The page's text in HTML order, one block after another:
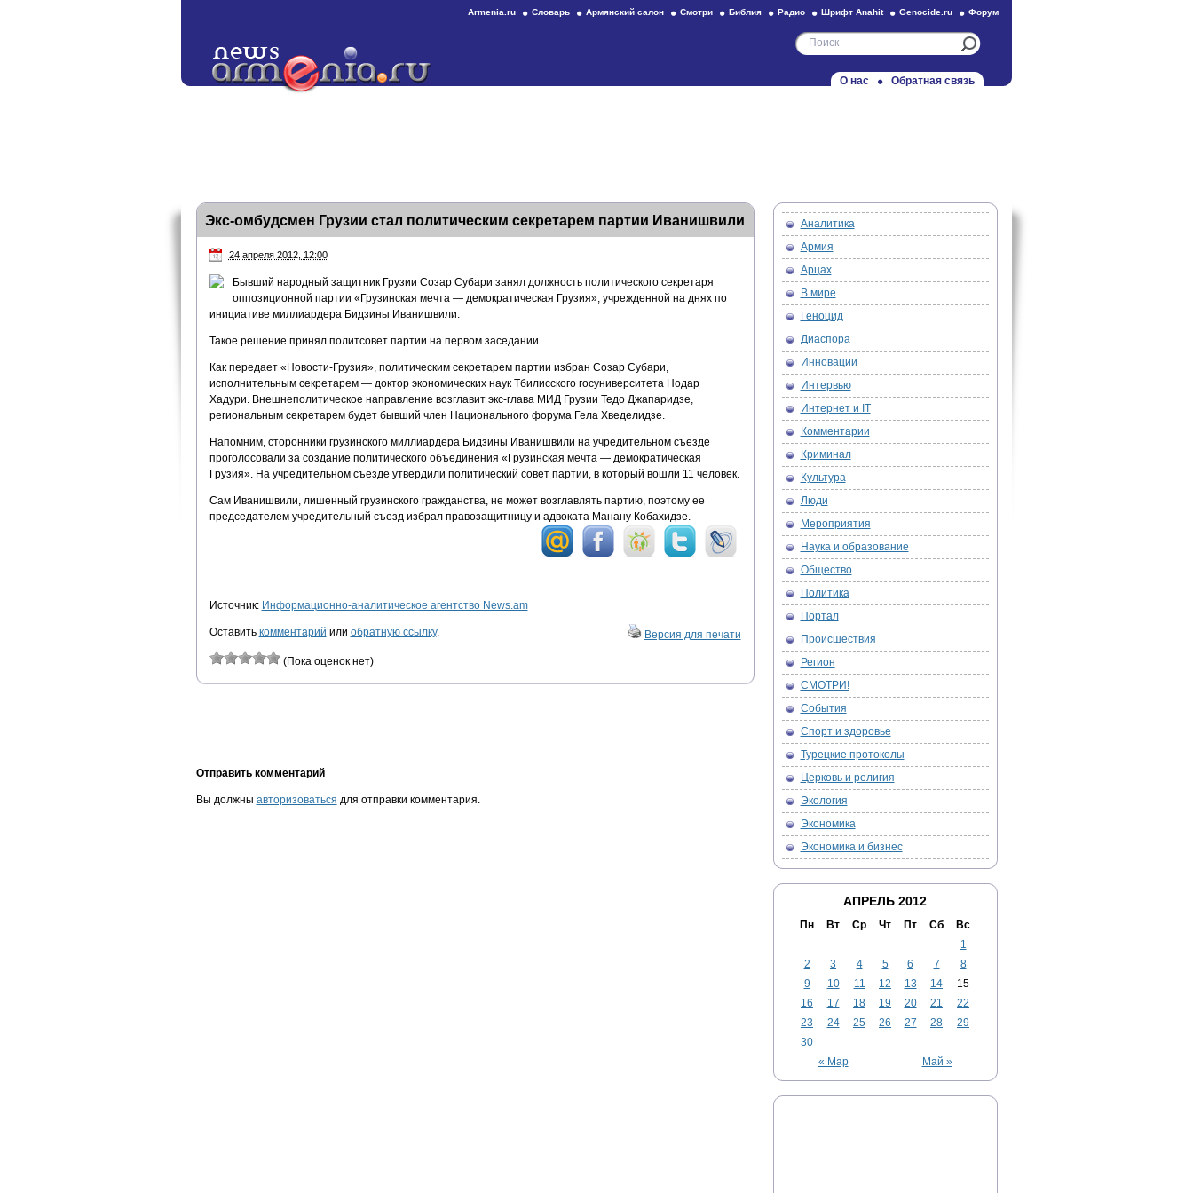
Armenia.ru Словарь Армянский салон Смотри Библия Радио Шрифт Anahit Genocide.ru Форум
О нас Обратная связь
Экс-омбудсмен Грузии стал политическим секретарем партии Иванишвили
24 апреля 2012, 12:00
Бывший народный защитник Грузии Созар Субари занял должность политического секретаря
оппозиционной партии «Грузинская мечта — демократическая Грузия», учрежденной на днях по
инициативе миллиардера Бидзины Иванишвили.
Такое решение принял политсовет партии на первом заседании.
Как передает «Новости-Грузия», политическим секретарем партии избран Созар Субари,
исполнительным секретарем — доктор экономических наук Тбилисского госуниверситета Нодар
Хадури. Внешнеполитическое направление возглавит экс-глава МИД Грузии Тедо Джапаридзе,
региональным секретарем будет бывший член Национального форума Гела Хведелидзе.
Напомним, сторонники грузинского миллиардера Бидзины Иванишвили на учредительном съезде
проголосовали за создание политического объединения «Грузинская мечта — демократическая
Грузия». На учредительном съезде утвердили политический совет партии, в который вошли 11 человек.
Сам Иванишвили, лишенный грузинского гражданства, не может возглавлять партию, поэтому ее
председателем учредительный съезд избрал правозащитницу и адвоката Манану Кобахидзе.
Источник: Информационно-аналитическое агентство News.am
Оставить комментарий или обратную ссылку. Версия для печати
(Пока оценок нет)
Отправить комментарий
Вы должны авторизоваться для отправки комментария.
Аналитика
Армия
Арцах
В мире
Геноцид
Диаспора
Инновации
Интервью
Интернет и IT
Комментарии
Криминал
Культура
Люди
Мероприятия
Наука и образование
Общество
Политика
Портал
Происшествия
Регион
СМОТРИ!
События
Спорт и здоровье
Турецкие протоколы
Церковь и религия
Экология
Экономика
Экономика и бизнес
АПРЕЛЬ 2012
Пн Вт Ср Чт Пт Сб Вс
« Мар Май »
1
2
3 4 5 6 7
8
9
10 11 12 13 14
15
16
17 18 19 20 21
22
23
24 25 26 27 28
29
30